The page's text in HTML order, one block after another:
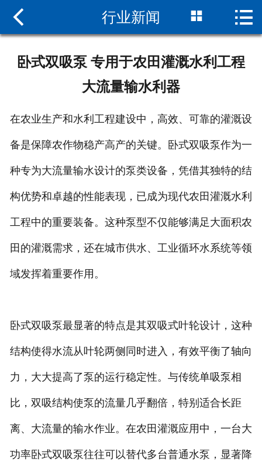
网站首页
服务支持
联系我们
 行业新闻  
卧式双吸泵 专用于农田灌溉水利工程
大流量输水利器
在农业生产和水利工程建设中，高效、可靠的灌溉设
备是保障农作物稳产高产的关键。卧式双吸泵作为一
种专为大流量输水设计的泵类设备，凭借其独特的结
构优势和卓越的性能表现，已成为现代农田灌溉水利
工程中的重要装备。这种泵型不仅能够满足大面积农
田的灌溉需求，还在城市供水、工业循环水系统等领
域发挥着重要作用。
卧式双吸泵最显著的特点是其双吸式叶轮设计，这种
结构使得水流从叶轮两侧同时进入，有效平衡了轴向
力，大大提高了泵的运行稳定性。与传统单吸泵相
比，双吸结构使泵的流量几乎翻倍，特别适合长距
离、大流量的输水作业。在农田灌溉应用中，一台大
功率卧式双吸泵往往可以替代多台普通水泵，显著降